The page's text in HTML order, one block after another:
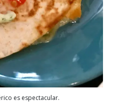
es espectacular.